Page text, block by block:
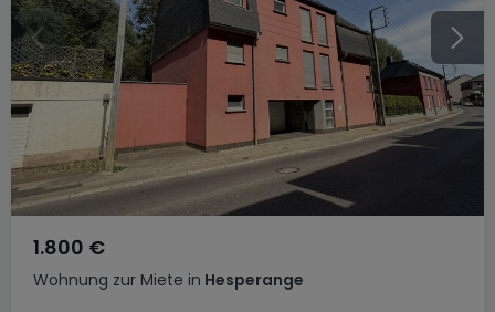
Wohnung zur Miete in Hesperange
1.800 €